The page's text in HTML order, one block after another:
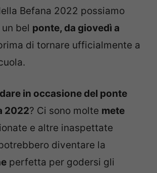
Befana 2022 possiamo
bel ponte, da giovedì a
di tornare ufficialmente a
in occasione del ponte
2022? Ci sono molte mete
e altre inaspettate
diventare la
perfetta per godersi gli